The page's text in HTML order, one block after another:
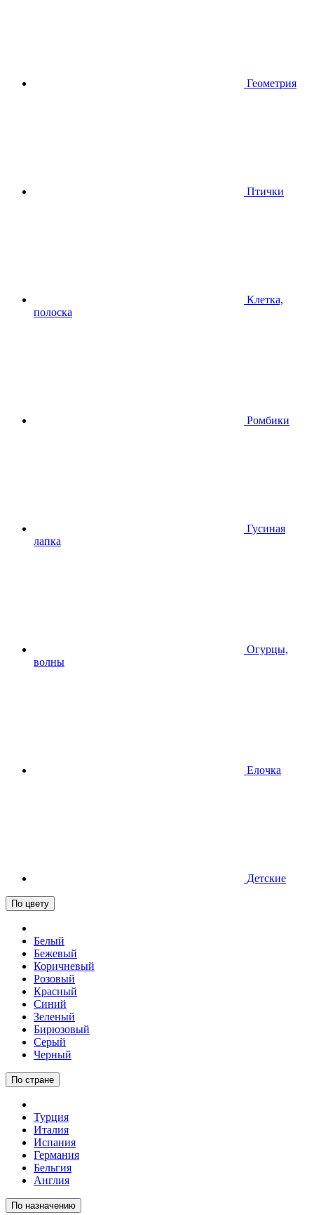
Геометрия
Птички
Клетка,
полоска
Ромбики
Гусиная
лапка
Огурцы,
волны
Елочка
Детские
По цвету
Белый
Бежевый
Коричневый
Розовый
Красный
Синий
Зеленый
Бирюзовый
Серый
Черный
По стране
Турция
Италия
Испания
Германия
Бельгия
Англия
По назначению